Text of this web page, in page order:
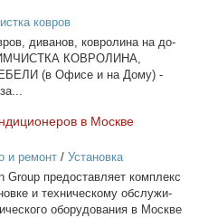
ковров
ди­ва­нов, ков­ро­ли­на на до­
КОВРОЛИНА,
(в Офи­се и на До­му) -
в Москве
и ремонт/ Установка
Group предо­став­ля­ет ком­плекс
и тех­ни­че­ско­му об­слу­жи­
обо­ру­до­ва­ния в Москве